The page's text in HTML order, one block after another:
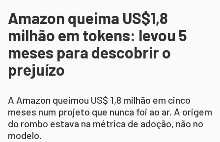
Amazon queima US$1,8
milhão em tokens: levou 5
meses para descobrir o
prejuízo
A Amazon queimou US$ 1,8 milhão em cinco
meses num projeto que nunca foi ao ar. A origem
do rombo estava na métrica de adoção, não no
modelo.